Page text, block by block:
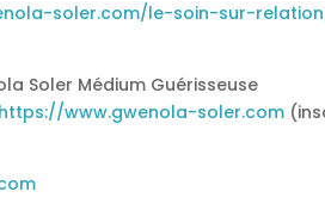
soler.com/le-soin-sur-
Soler Médium Guérisseuse
https://www.gwenola-soler.com